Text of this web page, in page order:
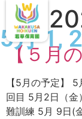
5月 1,
日:
【５月の
【5月の予定】
回目 5月2日（金
難訓練 5月 9日(